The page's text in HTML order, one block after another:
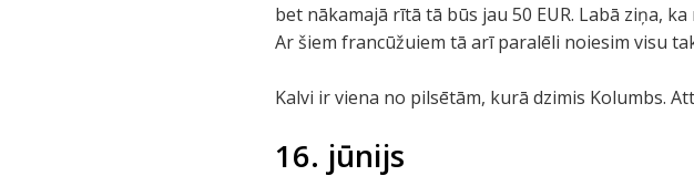
bet nākamajā rītā tā būs jau 50 EUR. Labā ziņa,
Ar šiem francūžuiem tā arī paralēli noiesim visu
Kalvi ir viena no pilsētām, kurā dzimis Kolumbs.
16. jūnijs